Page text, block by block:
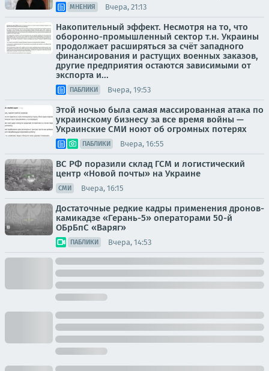
МНЕНИЯ Вчера, 21:13
Накопительный эффект. Несмотря на то, что
оборонно-промышленный сектор т.н. Украины
продолжает расширяться за счёт западного
финансирования и растущих военных заказов,
другие предприятия остаются зависимыми от
экспорта и...
ПАБЛИКИ Вчера, 19:53
Этой ночью была самая массированная атака по
украинскому бизнесу за все время войны —
Украинские СМИ ноют об огромных потерях
ПАБЛИКИ Вчера, 16:55
ВС РФ поразили склад ГСМ и логистический
центр «Новой почты» на Украине
СМИ Вчера, 16:15
Достаточные редкие кадры применения дронов-
камикадзе «Герань-5» операторами 50-й
ОБрБпС «Варяг»
ПАБЛИКИ Вчера, 14:53